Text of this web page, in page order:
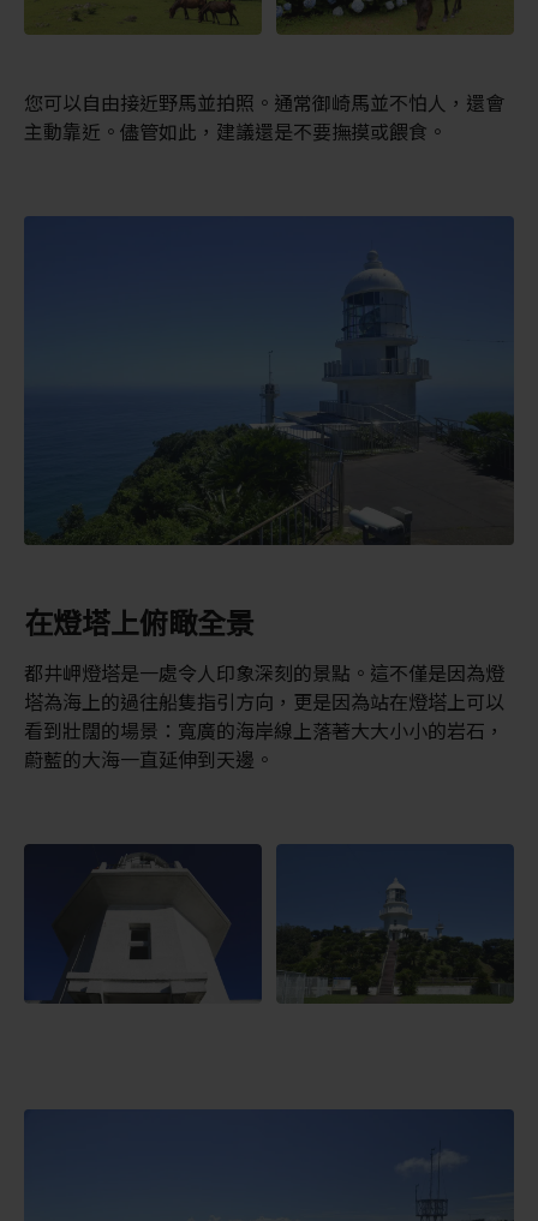
您可以自由接近野馬並拍照。通常御崎馬並不怕人，還會
主動靠近。儘管如此，建議還是不要撫摸或餵食。
在燈塔上俯瞰全景
都井岬燈塔是一處令人印象深刻的景點。這不僅是因為燈
塔為海上的過往船隻指引方向，更是因為站在燈塔上可以
看到壯闊的場景：寬廣的海岸線上落著大大小小的岩石，
蔚藍的大海一直延伸到天邊。